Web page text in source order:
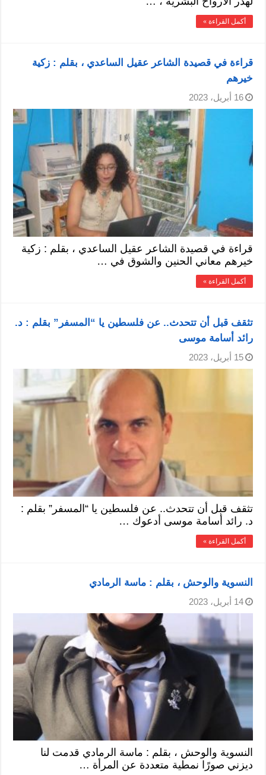
أكمل القراءة »
قراءة في قصيدة الشاعر عقيل الساعدي ، بقلم : زكية
خيرهم
16 أبريل، 2023
قراءة في قصيدة الشاعر عقيل الساعدي ، بقلم : زكية
خيرهم معاني الحنين والشوق في …
أكمل القراءة »
تثقف قبل أن تتحدث.. عن فلسطين يا “المسفر” بقلم : د.
رائد أسامة موسى
15 أبريل، 2023
تثقف قبل أن تتحدث.. عن فلسطين يا “المسفر” بقلم :
د. رائد أسامة موسى أدعوك …
أكمل القراءة »
النسوية والوحش ، بقلم : ماسة الرمادي
14 أبريل، 2023
النسوية والوحش ، بقلم : ماسة الرمادي قدمت لنا
ديزني صورًا نمطية متعددة عن المرأة …